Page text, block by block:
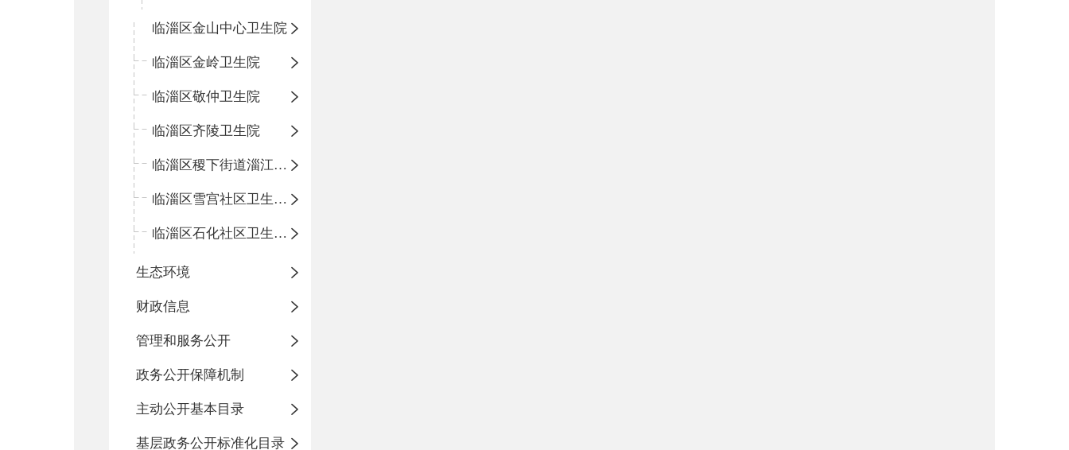
临淄区金山中心卫生院
临淄区金岭卫生院
临淄区敬仲卫生院
临淄区齐陵卫生院
临淄区稷下街道淄江社区卫生服务中心
临淄区雪宫社区卫生服务中心
临淄区石化社区卫生服务中心
生态环境
财政信息
管理和服务公开
政务公开保障机制
主动公开基本目录
基层政务公开标准化目录